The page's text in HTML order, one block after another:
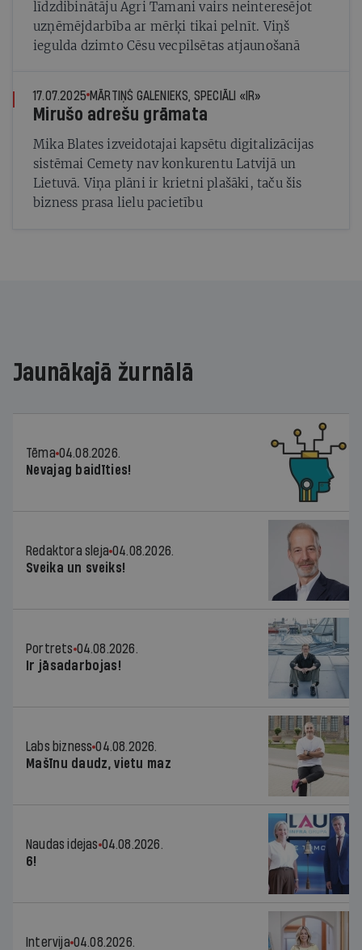
līdzdibinātāju Agri Tamani vairs neinteresējot
uzņēmējdarbība ar mērķi tikai pelnīt. Viņš
iegulda dzimto Cēsu vecpilsētas atjaunošanā
17.07.2025 MĀRTIŅŠ GALENIEKS, SPECIĀLI «IR»
Mirušo adrešu grāmata
Mika Blates izveidotajai kapsētu digitalizācijas
sistēmai Cemety nav konkurentu Latvijā un
Lietuvā. Viņa plāni ir krietni plašāki, taču šis
bizness prasa lielu pacietību
Jaunākajā žurnālā
Tēma 04.08.2026.
Nevajag baidīties!
Redaktora sleja 04.08.2026.
Sveika un sveiks!
Portrets 04.08.2026.
Ir jāsadarbojas!
Labs bizness 04.08.2026.
Mašīnu daudz, vietu maz
Naudas idejas 04.08.2026.
6!
Intervija 04.08.2026.